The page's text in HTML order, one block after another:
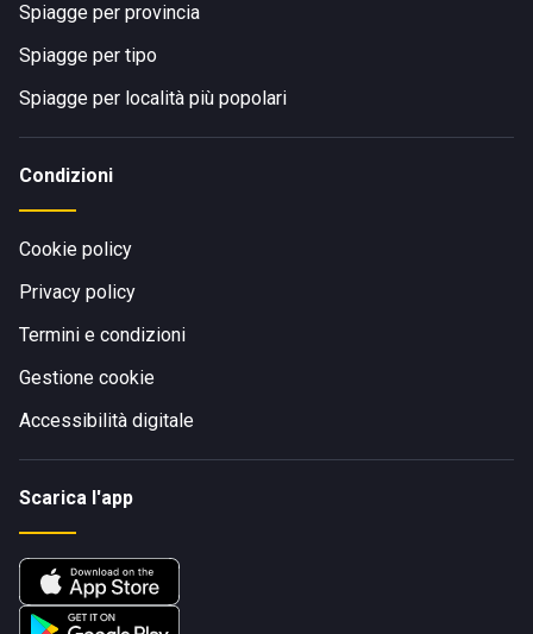
Spiagge per provincia
Spiagge per tipo
Spiagge per località più popolari
Condizioni
Cookie policy
Privacy policy
Termini e condizioni
Gestione cookie
Accessibilità digitale
Scarica l'app